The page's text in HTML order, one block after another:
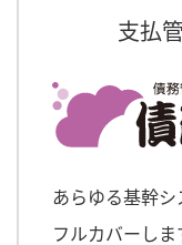
支払
あらゆる基幹シ
フルカバーし